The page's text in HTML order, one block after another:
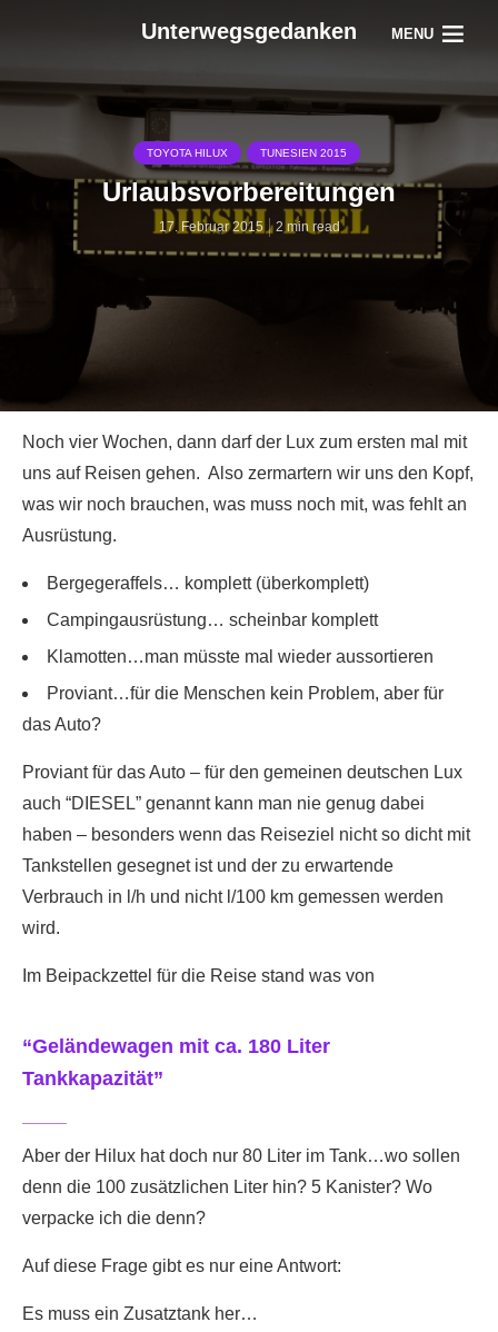
Unterwegsgedanken MENU
TOYOTA HILUX TUNESIEN 2015
Urlaubsvorbereitungen
17. Februar 2015 2 min read
Noch vier Wochen, dann darf der Lux zum ersten mal mit
uns auf Reisen gehen. Also zermartern wir uns den Kopf,
was wir noch brauchen, was muss noch mit, was fehlt an
Ausrüstung.
Bergegeraffels… komplett (überkomplett)
Campingausrüstung… scheinbar komplett
Klamotten…man müsste mal wieder aussortieren
Proviant…für die Menschen kein Problem, aber für
das Auto?
Proviant für das Auto – für den gemeinen deutschen Lux
auch “DIESEL” genannt kann man nie genug dabei
haben – besonders wenn das Reiseziel nicht so dicht mit
Tankstellen gesegnet ist und der zu erwartende
Verbrauch in l/h und nicht l/100 km gemessen werden
wird.
Im Beipackzettel für die Reise stand was von
“Geländewagen mit ca. 180 Liter
Tankkapazität”
Aber der Hilux hat doch nur 80 Liter im Tank…wo sollen
denn die 100 zusätzlichen Liter hin? 5 Kanister? Wo
verpacke ich die denn?
Auf diese Frage gibt es nur eine Antwort:
Es muss ein Zusatztank her…